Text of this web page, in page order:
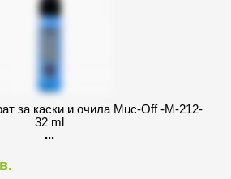
за каски и очила Muc-Off -M-212-
32 ml